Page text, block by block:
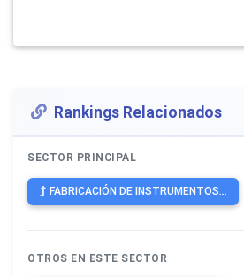
Rankings Relacionados
SECTOR PRINCIPAL
FABRICACIÓN DE INSTRUMENTOS...
OTROS EN ESTE SECTOR